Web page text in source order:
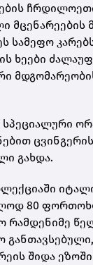
სამეფო
ხეები
გახდა.
80
შიდა